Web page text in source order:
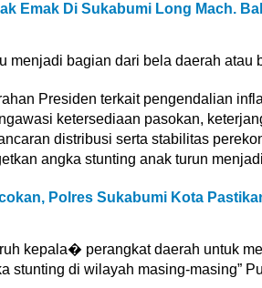
Emak Di Sukabumi Long Mach.
menjadi bagian dari bela daerah atau
Presiden terkait pengendalian
ketersediaan pasokan,
distribusi serta stabilitas
angka stunting anak turun
Polres Sukabumi Kota
kepala� perangkat daerah untuk
stunting di wilayah masing-masing”